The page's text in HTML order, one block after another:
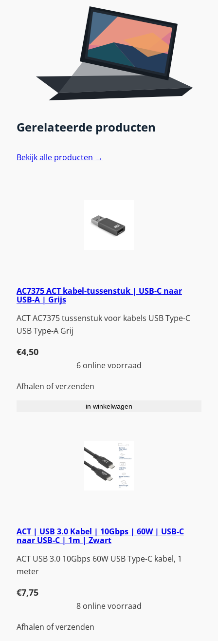
Gerelateerde producten
Bekijk alle producten →
AC7375 ACT kabel-tussenstuk | USB-C naar
USB-A | Grijs
ACT AC7375 tussenstuk voor kabels USB Type-C
USB Type-A Grij
€4,50
6 online voorraad
Afhalen of verzenden
in winkelwagen
ACT | USB 3.0 Kabel | 10Gbps | 60W | USB-C
naar USB-C | 1m | Zwart
ACT USB 3.0 10Gbps 60W USB Type-C kabel, 1
meter
€7,75
8 online voorraad
Afhalen of verzenden